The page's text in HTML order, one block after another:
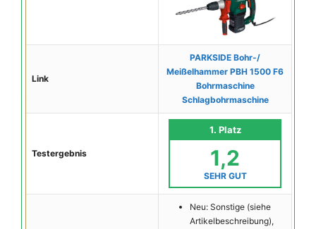
Link
PARKSIDE Bohr-/
Meißelhammer PBH 1500 F6
Bohrmaschine
Schlagbohrmaschine
Testergebnis
1. Platz
1,2
SEHR GUT
Neu: Sonstige (siehe
Artikelbeschreibung),